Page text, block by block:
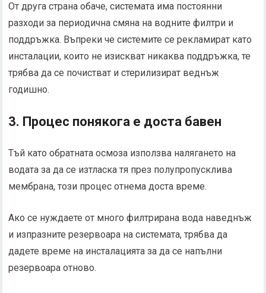
От друга страна обаче, системата има постоянни
разходи за периодична смяна на водните филтри и
поддръжка. Въпреки че системите се рекламират като
инсталации, които не изискват никаква поддръжка, те
трябва да се почистват и стерилизират веднъж
годишно.
3. Процес понякога е доста бавен
Тъй като обратната осмоза използва налягането на
водата за да се изтласка тя през полупропусклива
мембрана, този процес отнема доста време.
Ако се нуждаете от много филтрирана вода наведнъж
и изпразните резервоара на системата, трябва да
дадете време на инсталацията за да се напълни
резервоара отново.